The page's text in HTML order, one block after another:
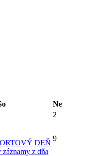
Ne
2
DEŇ
z dňa
9